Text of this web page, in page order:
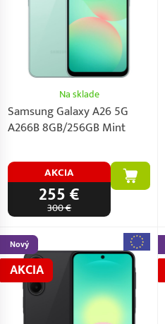
Na sklade
Samsung Galaxy A26 5G
A266B 8GB/256GB Mint
AKCIA
255 €
300 €
Nový
AKCIA